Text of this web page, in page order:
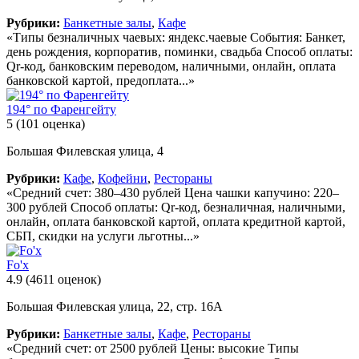
Рубрики: Банкетные залы, Кафе
«Типы безналичных чаевых: яндекс.чаевые События: Банкет,
день рождения, корпоратив, поминки, свадьба Способ оплаты:
Qr-код, банковским переводом, наличными, онлайн, оплата
банковской картой, предоплата...»
194° по Фаренгейту
5 (101 оценка)
Большая Филевская улица, 4
Рубрики: Кафе, Кофейни, Рестораны
«Средний счет: 380–430 рублей Цена чашки капучино: 220–
300 рублей Способ оплаты: Qr-код, безналичная, наличными,
онлайн, оплата банковской картой, оплата кредитной картой,
СБП, скидки на услуги льготны...»
Fo'x
4.9 (4611 оценок)
Большая Филевская улица, 22, стр. 16А
Рубрики: Банкетные залы, Кафе, Рестораны
«Средний счет: от 2500 рублей Цены: высокие Типы